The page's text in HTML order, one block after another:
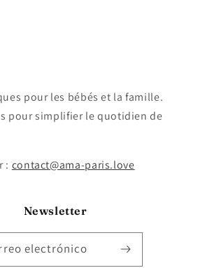
pour les bébés et la famille.
pour simplifier le quotidien de
: contact@ama-paris.love
Newsletter
electrónico